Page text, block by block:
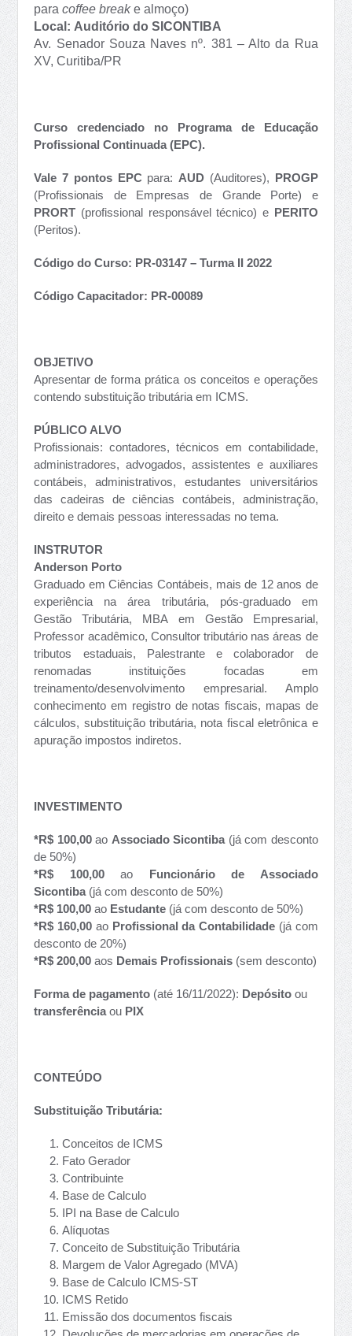
paracoffee breake almoço)
Local: Auditório do SICONTIBA
Av. Senador Souza Naves nº. 381 – Alto da Rua
XV, Curitiba/PR
Curso credenciado no Programa de Educação
Profissional Continuada (EPC).
Vale 7 pontos EPC para: AUD (Auditores), PROGP
(Profissionais de Empresas de Grande Porte) e
PRORT (profissional responsável técnico) e PERITO
(Peritos).
Código do Curso: PR-03147 – Turma II 2022
Código Capacitador: PR-00089
OBJETIVO
Apresentar de forma prática os conceitos e operações
contendo substituição tributária em ICMS.
PÚBLICO ALVO
Profissionais: contadores, técnicos em contabilidade,
administradores, advogados, assistentes e auxiliares
contábeis, administrativos, estudantes universitários
das cadeiras de ciências contábeis, administração,
direito e demais pessoas interessadas no tema.
INSTRUTOR
Anderson Porto
Graduado em Ciências Contábeis, mais de 12 anos de
experiência na área tributária, pós-graduado em
Gestão Tributária, MBA em Gestão Empresarial,
Professor acadêmico, Consultor tributário nas áreas de
tributos estaduais, Palestrante e colaborador de
renomadas instituições focadas em
treinamento/desenvolvimento empresarial. Amplo
conhecimento em registro de notas fiscais, mapas de
cálculos, substituição tributária, nota fiscal eletrônica e
apuração impostos indiretos.
INVESTIMENTO
*R$ 100,00ao Associado Sicontiba(já com desconto
de 50%)
*R$ 100,00ao Funcionário de Associado
Sicontiba(já com desconto de 50%)
*R$ 100,00ao Estudante (já com desconto de 50%)
*R$ 160,00 ao Profissional da Contabilidade (já com
desconto de 20%)
*R$ 200,00aos Demais Profissionais (sem desconto)
Forma de pagamento (até 16/11/2022): Depósitoou
transferênciaou PIX
CONTEÚDO
Substituição Tributária:
Conceitos de ICMS
Fato Gerador
Contribuinte
Base de Calculo
IPI na Base de Calculo
Alíquotas
Conceito de Substituição Tributária
Margem de Valor Agregado (MVA)
Base de Calculo ICMS-ST
ICMS Retido
Emissão dos documentos fiscais